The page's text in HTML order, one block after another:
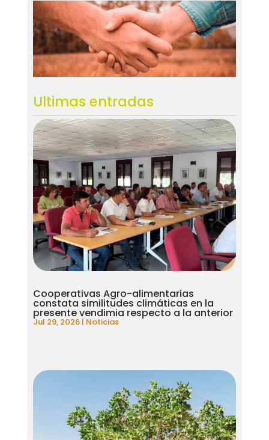
Ultimas entradas
Cooperativas Agro-alimentarias
constata similitudes climáticas en la
presente vendimia respecto a la anterior
Jul 29, 2026| Noticias